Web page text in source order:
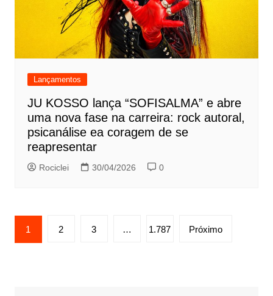
Lançamentos
JU KOSSO lança “SOFISALMA” e abre
uma nova fase na carreira: rock autoral,
psicanálise ea coragem de se
reapresentar
Rociclei 30/04/2026 0
Paginação
de
1 2 3 … 1.787 Próximo